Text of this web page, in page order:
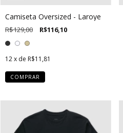
Camiseta Oversized - Laroye
R$129,00 R$116,10
12x de R$11,81
COMPRAR